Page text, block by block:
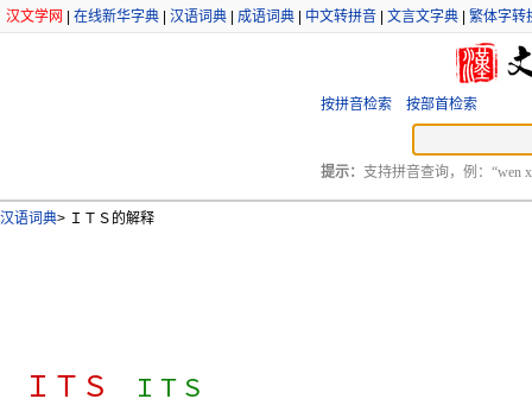
汉文学网 在线新华字典 汉语词典 成语词典 中文转拼音 文言文字典 繁体字转
按拼音检索 按部首检索
提示： 支持拼音查询，例：“wen
汉语词典> ＩＴＳ的解释
ＩＴＳ ＩＴＳ